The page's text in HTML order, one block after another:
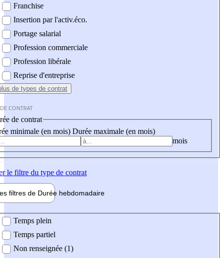
Franchise
Insertion par l'activ.éco.
Portage salarial
Profession commerciale
Profession libérale
Reprise d'entreprise
de types de contrat
CONTRAT
de contrat
minimale (en mois) Durée maximale (en mois)
mois
le filtre du type de contrat
filtres de Durée hebdomadaire
Temps plein
Temps partiel
Non renseignée (1)